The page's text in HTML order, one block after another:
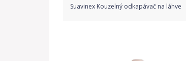
Suavinex Kouzelný odkapávač na láhve